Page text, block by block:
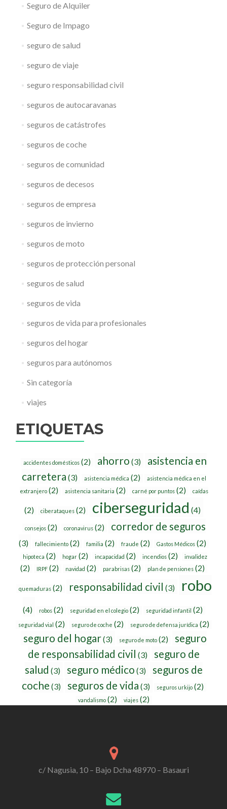
Seguro de Alquiler
Seguro de Impago
seguro de salud
seguro de viaje
seguro responsabilidad civil
seguros de autocaravanas
seguros de catástrofes
seguros de coche
seguros de comunidad
seguros de decesos
seguros de empresa
seguros de invierno
seguros de moto
seguros de protección personal
seguros de salud
seguros de vida
seguros de vida para profesionales
seguros del hogar
seguros para autónomos
Sin categoría
viajes
ETIQUETAS
accidentes domésticos (2) ahorro (3)
asistencia en
carretera (3) asistencia médica (2)
asistencia médica en el
extranjero(2) asistencia sanitaria (2) carné por puntos(2) caídas
(2) ciberataques (2) ciberseguridad (4)
consejos(2) coronavirus(2) corredor de seguros
(3) fallecimiento (2) familia (2) fraude (2) Gastos Médicos (2)
hipoteca (2) hogar (2) incapacidad (2) incendios (2) invalidez
(2) IRPF (2) navidad (2) parabrisas (2) plan de pensiones (2)
quemaduras(2) responsabilidad civil (3) robo
(4) robos(2) seguridad en el colegio(2) seguridad infantil (2)
seguridad vial (2) seguro de coche (2) seguro de defensa jurídica (2)
seguro del hogar(3) seguro de moto (2)
seguro
de responsabilidad civil (3)
seguro de
salud (3) seguro médico (3)
seguros de
coche (3) seguros de vida (3) seguros urkijo(2)
vandalismo (2) viajes (2)
c/ Nagusia, 10 – Bajo Dcha 48970 – Basauri